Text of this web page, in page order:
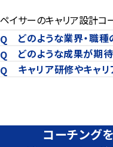
ペイサーのキャリア設計コ
どのような業界・職
どのような成果が期
キャリア研修やキャ
コーチング